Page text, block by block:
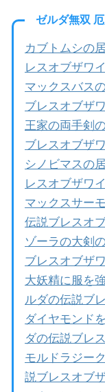
ゼルダ無双
カブトムシの
レスオブザワ
マックスバス
ブレスオブザ
王家の両手剣
ブレスオブザ
シノビマスの
レスオブザワ
マックスサー
伝説ブレスオ
ゾーラの大剣
ブレスオブザ
大妖精に服を
ルダの伝説ブ
ダイヤモンド
ダの伝説ブレ
モルドラジー
説ブレスオブ